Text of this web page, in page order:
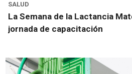
SALUD
La Semana de la Lactancia
jornada de capacitación